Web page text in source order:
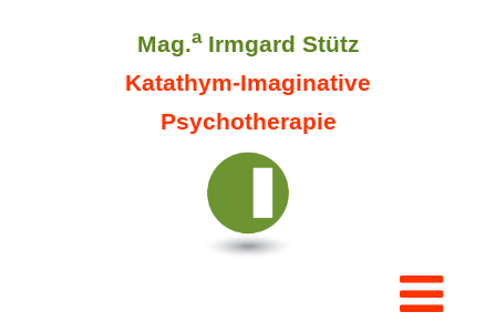
Mag.aIrmgard Stütz
Katathym-Imaginative
Psychotherapie